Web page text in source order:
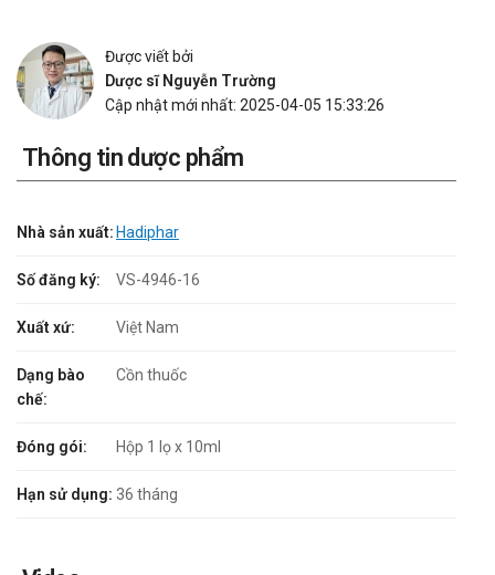
Được viết bởi
Dược sĩ Nguyễn Trường
Cập nhật mới nhất: 2025-04-05 15:33:26
Thông tin dược phẩm
Nhà sản xuất: Hadiphar
Số đăng ký: VS-4946-16
Xuất xứ: Việt Nam
Dạng bào
chế:
Cồn thuốc
Đóng gói: Hộp 1 lọ x 10ml
Hạn sử dụng: 36 tháng